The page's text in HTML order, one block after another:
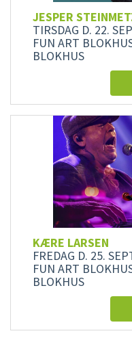
JESPER
TIRSDAG D. 22.
FUN ART
BLOKHUS
KÆRE LARSEN
FREDAG D. 25.
FUN ART
BLOKHUS